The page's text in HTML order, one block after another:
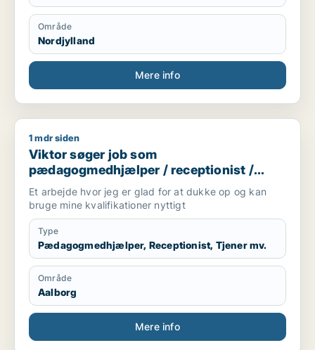
Jeg trives bedst med strukturerede opgaver, klare
processer og kvalitetssikring. Jeg arbejder grundigt
og systematisk og søger en administrativ stilling, hvor
jeg kan bruge mine kompetencer inden for
koordinering, systemarbejde og daglige
administrative opgaver.
Område
Nordjylland
Mere info
Viktor søger job som pædagogmedhjælper / receptionist /
1 mdr siden
Viktor søger job som
pædagogmedhjælper / receptionist /
tjener / køkkenmedarbejder /
cafémedarbejder
Et arbejde hvor jeg er glad for at dukke op og kan
bruge mine kvalifikationer nyttigt
Type
Pædagogmedhjælper, Receptionist, Tjener mv.
Område
Aalborg
Mere info